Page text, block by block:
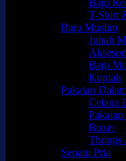
Baju
T-Shirt
Baju Muslim
Jubah
Baju
Kopiah
Pakaian
Celana
Boxer
Thongs
Sepatu Pria